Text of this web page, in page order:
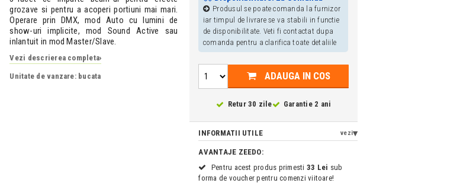
grozave si pentru a acoperi portiuni mai mari.
Operare prin DMX, mod Auto cu lumini de
show-uri implicite, mod Sound Active sau
inlantuit in mod Master/Slave.
Vezi descrierea completa›
Unitate de vanzare: bucata
Produsul se poate comanda la furnizor
iar timpul de livrare se va stabili in functie
de disponibilitate. Veti fi contactat dupa
comanda pentru a clarifica toate detaliile
ADAUGA IN COS
Retur 30 zile Garantie 2 ani
INFORMATII UTILE vezi
AVANTAJE ZEEDO:
Pentru acest produs primesti 33 Lei sub
forma de voucher pentru comenzi viitoare!